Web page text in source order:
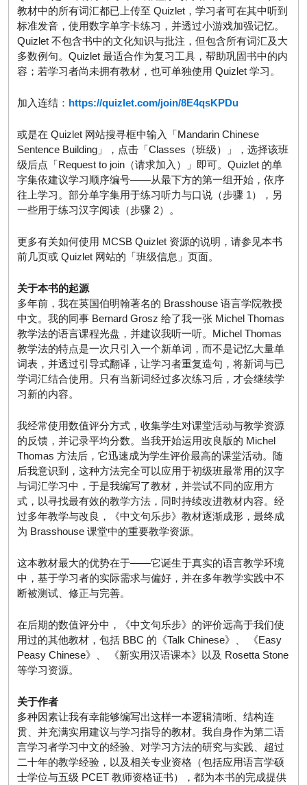
教材中的所有词汇都已上传至 Quizlet，学习者可在其中听到
标准发音，使用数字单字卡练习，并透过小游戏加强记忆。
Quizlet 不包含书中的文化知识与批注，但包含所有词汇及大
多数例句。Quizlet 最适合作为复习工具，帮助巩固书中的内
容；若学习者尚未拥有教材，也可单独使用 Quizlet 学习。
加入连结： https://quizlet.com/join/8E4qsKPDu
或是在 Quizlet 网站搜寻框中输入「Mandarin Chinese
Sentence Building」，点击「Classes（班级）」，选择该班
级后点「Request to join（请求加入）」即可。Quizlet 的单
字集依建议学习顺序编号——从最下方的第一组开始，依序
往上学习。部分单字集用于练习听力与口说（步骤 1），另
一些用于练习汉字阅读（步骤 2）。
更多有关如何使用 MCSB Quizlet 资源的说明，请参见本书
前几页或 Quizlet 网站的「班级信息」页面。
关于本书的起源
多年前，我在英国伯明翰著名的 Brasshouse 语言学院教授
中文。我的同事 Bernard Grosz 给了我一张 Michel Thomas
教学法的语言课程光盘，并建议我听一听。Michel Thomas
教学法的特点是一次只引入一个新单词，而不是记忆大量单
词表，并透过引导式翻译，让学习者重复造句，将新词与已
学词汇结合使用。只有当新词经过多次练习后，才会继续学
习新的内容。
我经常使用数值评分方式，收集学生对课堂活动与教学资源
的反馈，并记录平均分数。当我开始运用改良版的 Michel
Thomas 方法后，它迅速成为学生评价最高的课堂活动。随
后我意识到，这种方法完全可以应用于初级班最常用的汉字
与词汇学习中，于是我编写了教材，并尝试不同的应用方
式，以寻找最有效的教学方法，同时持续改进教材内容。经
过多年教学与改良，《中文句乐步》教材逐渐成形，最终成
为 Brasshouse 课堂中的重要教学资源。
这本教材最大的优势在于——它诞生于真实的语言教学环境
中，基于学习者的实际需求与偏好，并在多年教学实践中不
断被测试、修正与完善。
在后期的数值评分中，《中文句乐步》的评价远高于我们使
用过的其他教材，包括 BBC 的《Talk Chinese》、 《Easy
Peasy Chinese》、 《新实用汉语课本》以及 Rosetta Stone
等学习资源。
关于作者
多种因素让我有幸能够编写出这样一本逻辑清晰、结构连
贯、并充满实用建议与学习指导的教材。我自身作为第二语
言学习者学习中文的经验、对学习方法的研究与实践、超过
二十年的教学经验，以及相关专业资格（包括应用语言学硕
士学位与五级 PCET 教师资格证书），都为本书的完成提供